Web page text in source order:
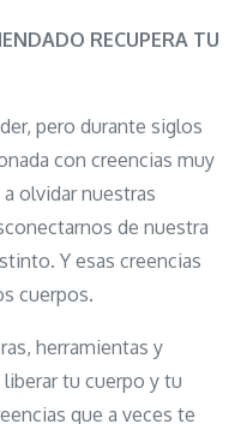
tu
tu
mente
y
tu
cuerpo
y
vive
tu
propia
RECUPERA TU
pero durante siglos
con creencias muy
olvidar nuestras
de nuestra
Y esas creencias
cuerpos.
herramientas y
tu cuerpo y tu
que a veces te